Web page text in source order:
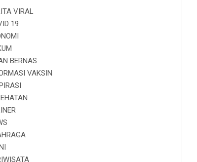
VIRAL
19
BERNAS
VAKSIN